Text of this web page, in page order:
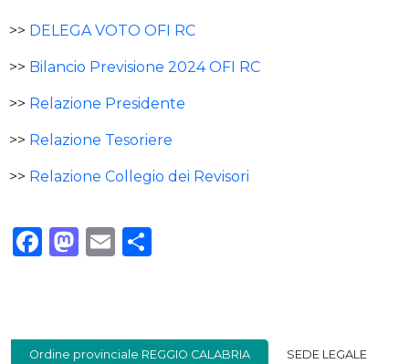
>> DELEGA VOTO OFI RC
>> Bilancio Previsione 2024 OFI RC
>> Relazione Presidente
>> Relazione Tesoriere
>> Relazione Collegio dei Revisori
Facebook
Mastodon
Email
Ordine provinciale REGGIO CALABRIA SEDE LEGALE